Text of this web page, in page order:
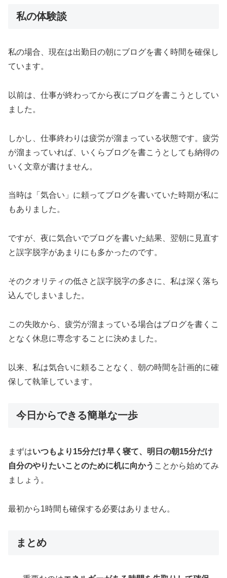
私の体験談
私の場合、現在は出勤日の朝にブログを書く時間を確保し
ています。
以前は、仕事が終わってから夜にブログを書こうとしてい
ました。
しかし、仕事終わりは疲労が溜まっている状態です。疲労
が溜まっていれば、いくらブログを書こうとしても納得の
いく文章が書けません。
当時は「気合い」に頼ってブログを書いていた時期が私に
もありました。
ですが、夜に気合いでブログを書いた結果、翌朝に見直す
と誤字脱字があまりにも多かったのです。
そのクオリティの低さと誤字脱字の多さに、私は深く落ち
込んでしまいました。
この失敗から、疲労が溜まっている場合はブログを書くこ
となく休息に専念することに決めました。
以来、私は気合いに頼ることなく、朝の時間を計画的に確
保して執筆しています。
今日からできる簡単な一歩
まずはいつもより15分だけ早く寝て、明日の朝15分だけ
自分のやりたいことのために机に向かう ことから始めてみ
ましょう。
最初から1時間も確保する必要はありません。
まとめ